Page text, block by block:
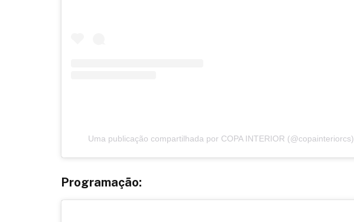
Uma publicação compartilhada por COPA INTERIOR (@copainteriorcs)
Programação: